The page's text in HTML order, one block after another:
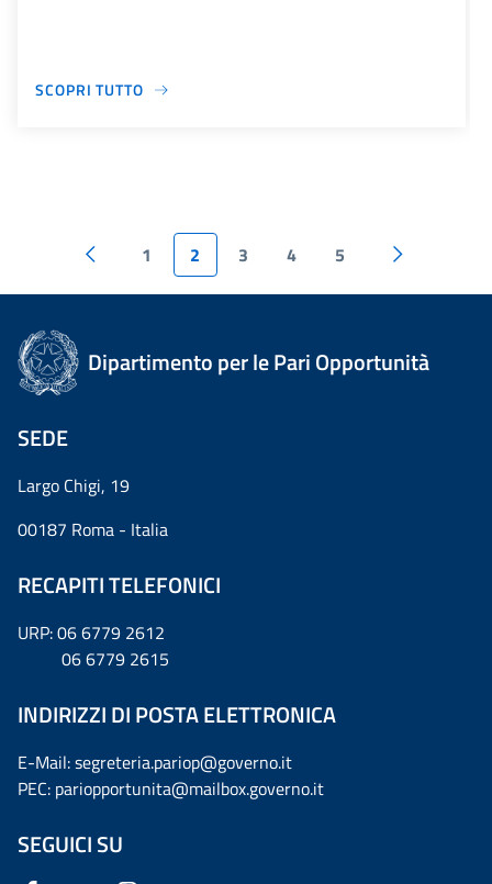
SCOPRI TUTTO
1 2 3 4 5
Dipartimento per le Pari Opportunità
SEDE
Largo Chigi, 19
00187 Roma - Italia
RECAPITI TELEFONICI
URP: 06 6779 2612
06 6779 2615
INDIRIZZI DI POSTA ELETTRONICA
E-Mail: segreteria.pariop@governo.it
PEC: pariopportunita@mailbox.governo.it
SEGUICI SU